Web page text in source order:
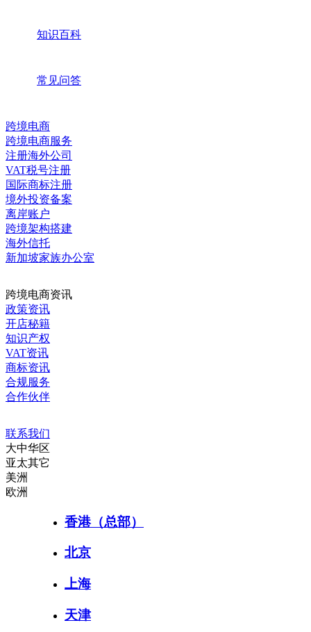
知识百科
常见问答
跨境电商
跨境电商服务
注册海外公司
VAT税号注册
国际商标注册
境外投资备案
离岸账户
跨境架构搭建
海外信托
新加坡家族办公室
跨境电商资讯
政策资讯
开店秘籍
知识产权
VAT资讯
商标资讯
合规服务
合作伙伴
联系我们
大中华区
亚太其它
美洲
欧洲
香港（总部）
北京
上海
天津